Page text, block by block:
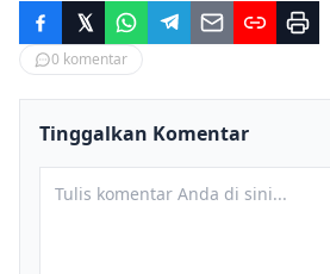
0 komentar
Tinggalkan Komentar